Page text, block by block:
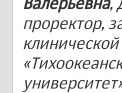
проректор,